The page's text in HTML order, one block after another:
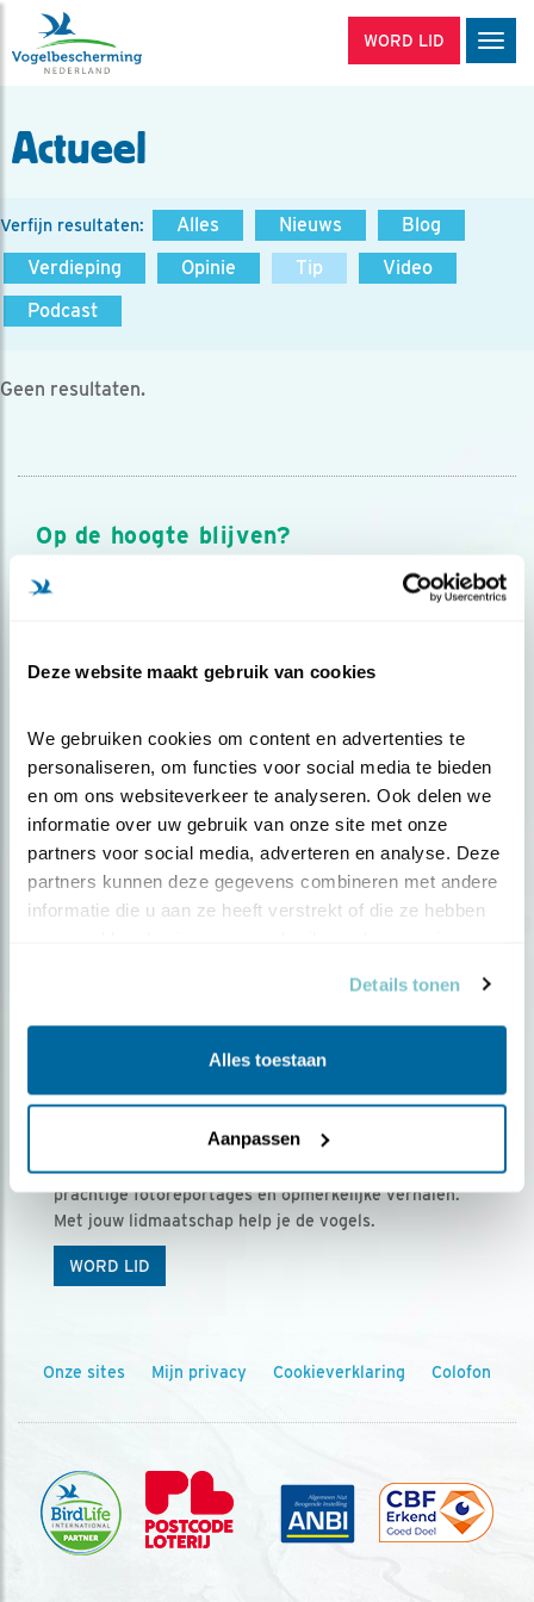
Deze website maakt gebruik van cookies
We gebruiken cookies om content en advertenties te
personaliseren, om functies voor social media te bieden
en om ons websiteverkeer te analyseren. Ook delen we
informatie over uw gebruik van onze site met onze
partners voor social media, adverteren en analyse. Deze
partners kunnen deze gegevens combineren met andere
informatie die u aan ze heeft verstrekt of die ze hebben
Details tonen
Alles toestaan
Aanpassen
WORD LID
Actueel
Verfijn resultaten: Alles Nieuws
Blog
Verdieping
Opinie Tip
Video
Podcast
Geen resultaten.
Op de hoogte blijven?
Meld je aan en ontvang nieuws, inspiratie, acties en tips
over vogels en activiteiten van Vogelbescherming.
Ontvang 5 x Vogels voor € 36,00 per jaar
Vogels is het tijdschrift voor onze leden, met
prachtige fotoreportages en opmerkelijke verhalen.
Met jouw lidmaatschap help je de vogels.
WORD LID
Onze sites Mijn privacy Cookieverklaring Colofon